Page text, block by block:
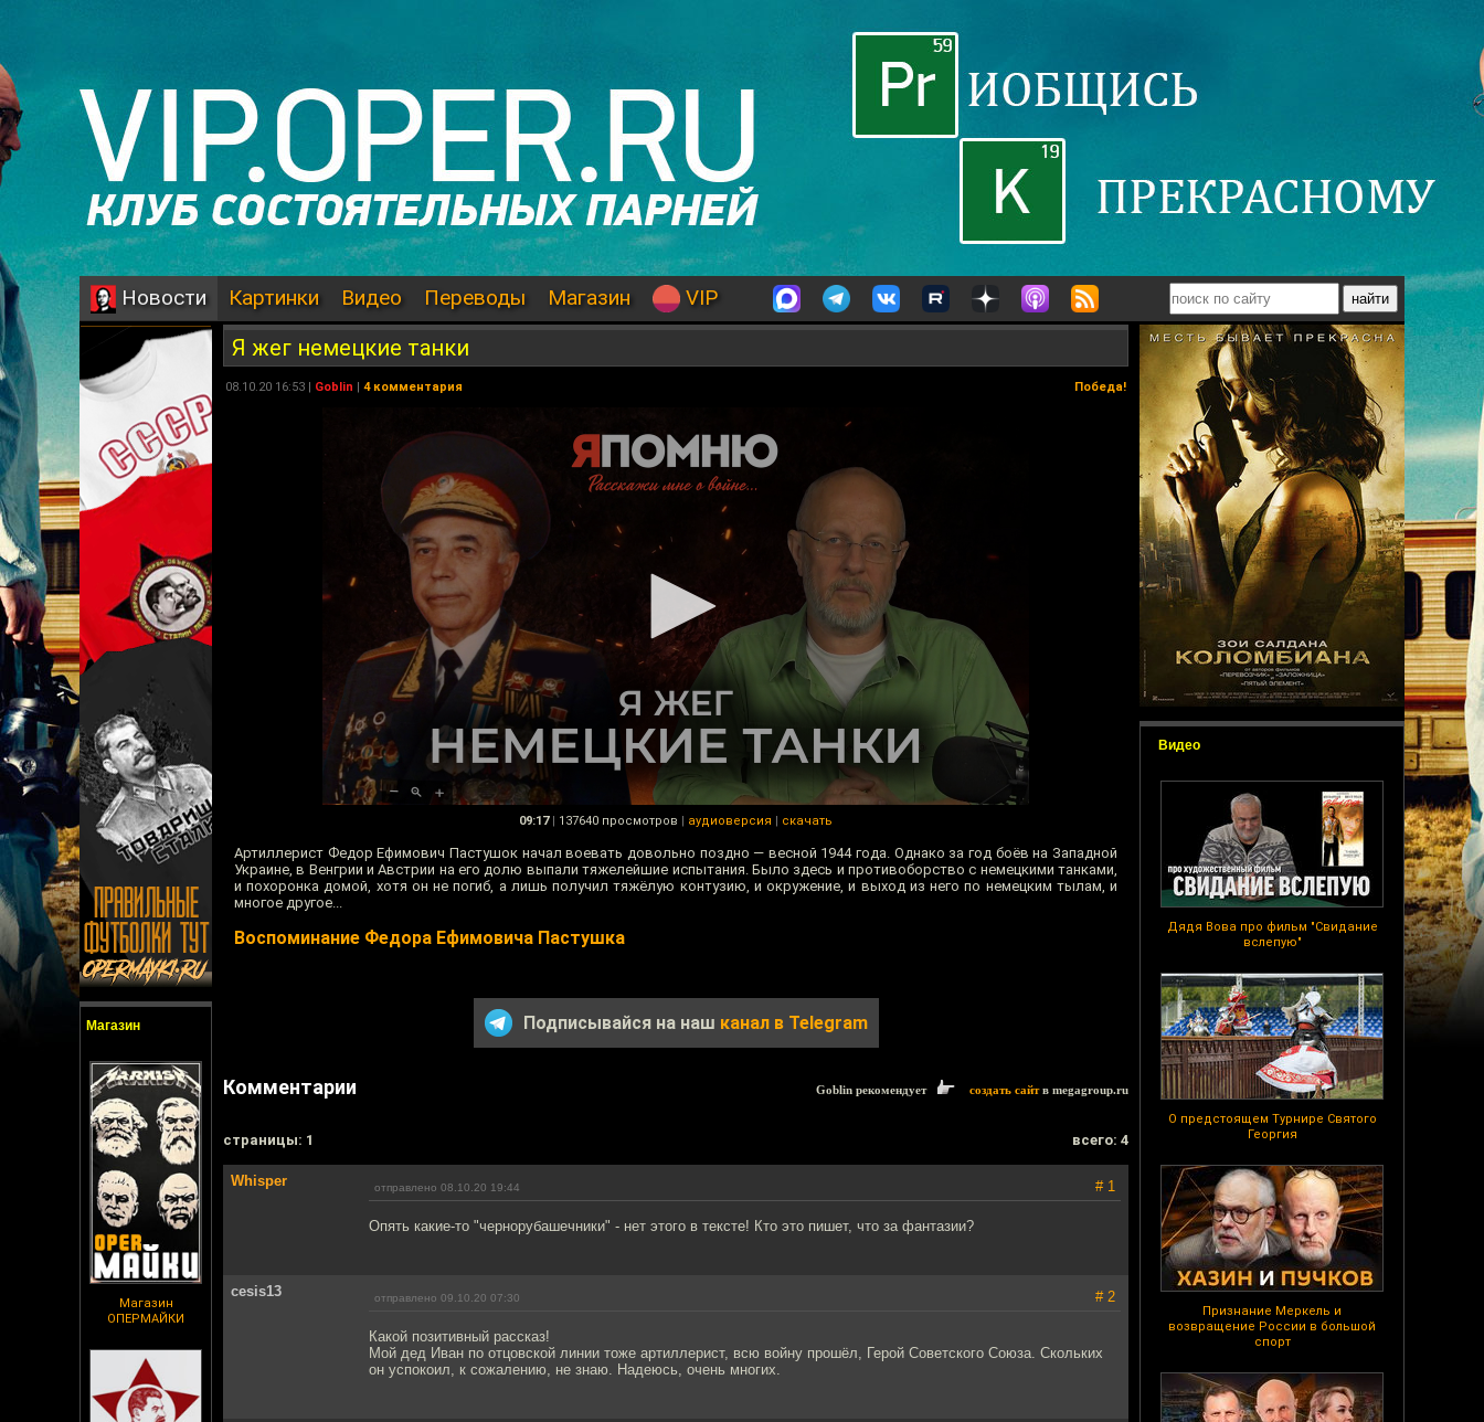
Новости Картинки Видео Переводы Магазин VIP
Магазин
Магазин
ОПЕРМАЙКИ
Видео
Дядя Вова про фильм "Свидание
вслепую"
О предстоящем Турнире Святого
Георгия
Признание Меркель и
возвращение России в большой
спорт
Я жег немецкие танки
08.10.20 16:53 | Goblin | 4 комментария Победа!
09:17 | 137640 просмотров | аудиоверсия | скачать
Артиллерист Федор Ефимович Пастушок начал воевать довольно поздно — весной 1944 года. Однако за год боёв на Западной
Украине, в Венгрии и Австрии на его долю выпали тяжелейшие испытания. Было здесь и противоборство с немецкими танками,
и похоронка домой, хотя он не погиб, а лишь получил тяжёлую контузию, и окружение, и выход из него по немецким тылам, и
многое другое...
Воспоминание Федора Ефимовича Пастушка
Подписывайся на наш канал в Telegram
Комментарии Goblin рекомендует создать сайтв megagroup.ru
cтраницы: 1 всего: 4
Whisper отправлено 08.10.20 19:44 # 1
Опять какие-то "чернорубашечники" - нет этого в тексте! Кто это пишет, что за фантазии?
cesis13 отправлено 09.10.20 07:30 # 2
Какой позитивный рассказ!
Мой дед Иван по отцовской линии тоже артиллерист, всю войну прошёл, Герой Советского Союза. Скольких
он успокоил, к сожалению, не знаю. Надеюсь, очень многих.